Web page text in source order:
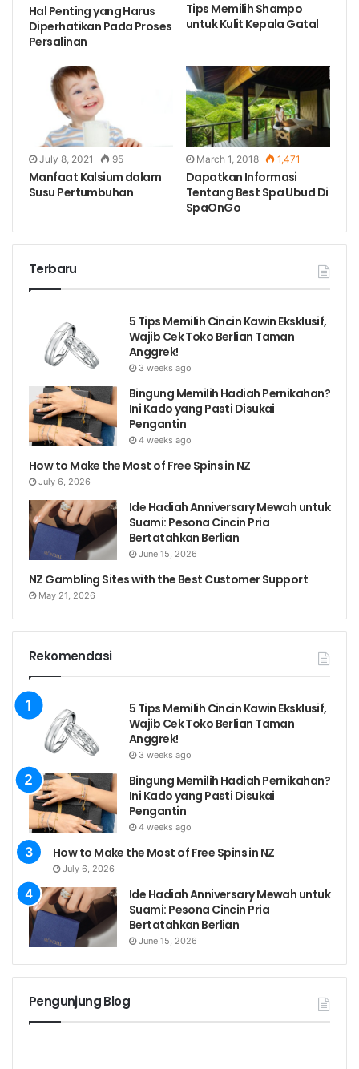
Hal Penting yang Harus
Diperhatikan Pada Proses
Persalinan
Tips Memilih Shampo
untuk Kulit Kepala Gatal
July 8, 2021 95
Manfaat Kalsium dalam
Susu Pertumbuhan
March 1, 2018 1,471
Dapatkan Informasi
Tentang Best Spa Ubud Di
SpaOnGo
Terbaru
5 Tips Memilih Cincin Kawin Eksklusif,
Wajib Cek Toko Berlian Taman
Anggrek!
3 weeks ago
Bingung Memilih Hadiah Pernikahan?
Ini Kado yang Pasti Disukai
Pengantin
4 weeks ago
How to Make the Most of Free Spins in NZ
July 6, 2026
Ide Hadiah Anniversary Mewah untuk
Suami: Pesona Cincin Pria
Bertatahkan Berlian
June 15, 2026
NZ Gambling Sites with the Best Customer Support
May 21, 2026
Rekomendasi
5 Tips Memilih Cincin Kawin Eksklusif,
Wajib Cek Toko Berlian Taman
Anggrek!
3 weeks ago
Bingung Memilih Hadiah Pernikahan?
Ini Kado yang Pasti Disukai
Pengantin
4 weeks ago
How to Make the Most of Free Spins in NZ
July 6, 2026
Ide Hadiah Anniversary Mewah untuk
Suami: Pesona Cincin Pria
Bertatahkan Berlian
June 15, 2026
Pengunjung Blog